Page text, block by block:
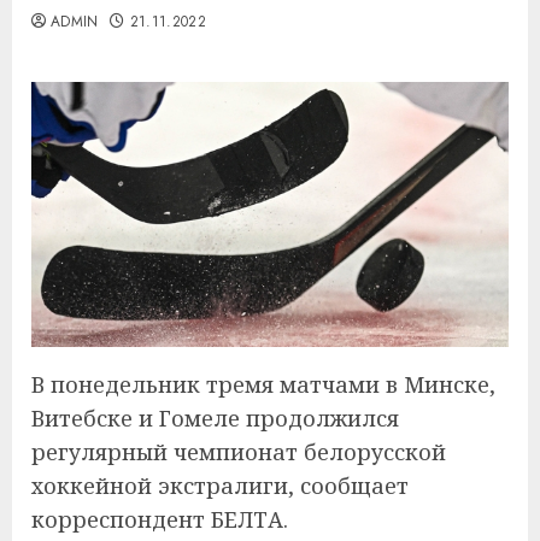
ADMIN 21.11.2022
В понедельник тремя матчами в Минске,
Витебске и Гомеле продолжился
регулярный чемпионат белорусской
хоккейной экстралиги, сообщает
корреспондент БЕЛТА.